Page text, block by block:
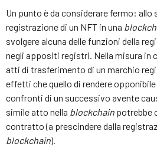
Un punto è da considerare fermo: allo
registrazione di un NFT in una
svolgere alcuna delle funzioni della
negli appositi registri. Nella misura in
atti di trasferimento di un marchio
effetti che quello di rendere
confronti di un successivo avente
simile atto nella blockchain potrebbe
contratto (a prescindere dalla
blockchain).